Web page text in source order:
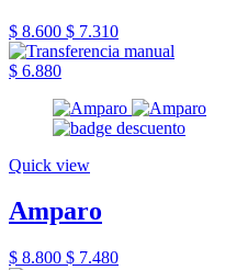
$ 8.600 $ 7.310
$ 6.880
Quick view
Amparo
$ 8.800 $ 7.480